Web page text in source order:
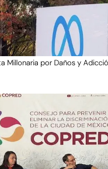
Millonaria por Daños y